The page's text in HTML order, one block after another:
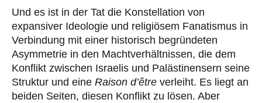
Und es ist in der Tat die Konstellation von
expansiver Ideologie und religiösem Fanatismus in
Verbindung mit einer historisch begründeten
Asymmetrie in den Machtverhältnissen, die dem
Konflikt zwischen Israelis und Palästinensern seine
Struktur und eine Raison d’être verleiht. Es liegt an
beiden Seiten, diesen Konflikt zu lösen. Aber